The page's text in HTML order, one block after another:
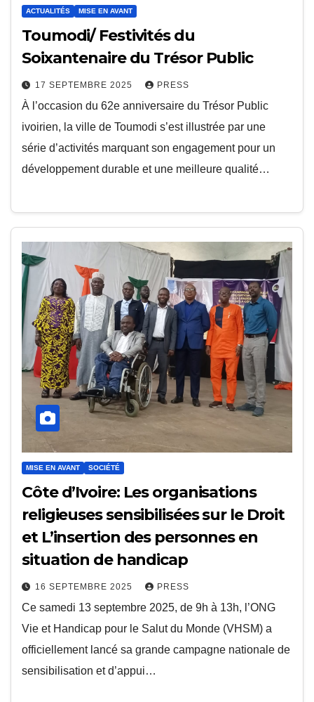
ACTUALITÉS MISE EN AVANT
Toumodi/ Festivités du
Soixantenaire du Trésor Public
17 SEPTEMBRE 2025 PRESS
À l’occasion du 62e anniversaire du Trésor Public
ivoirien, la ville de Toumodi s’est illustrée par une
série d’activités marquant son engagement pour un
développement durable et une meilleure qualité…
MISE EN AVANT SOCIÉTÉ
Côte d’Ivoire: Les organisations
religieuses sensibilisées sur le Droit
et L’insertion des personnes en
situation de handicap
16 SEPTEMBRE 2025 PRESS
Ce samedi 13 septembre 2025, de 9h à 13h, l’ONG
Vie et Handicap pour le Salut du Monde (VHSM) a
officiellement lancé sa grande campagne nationale de
sensibilisation et d’appui…